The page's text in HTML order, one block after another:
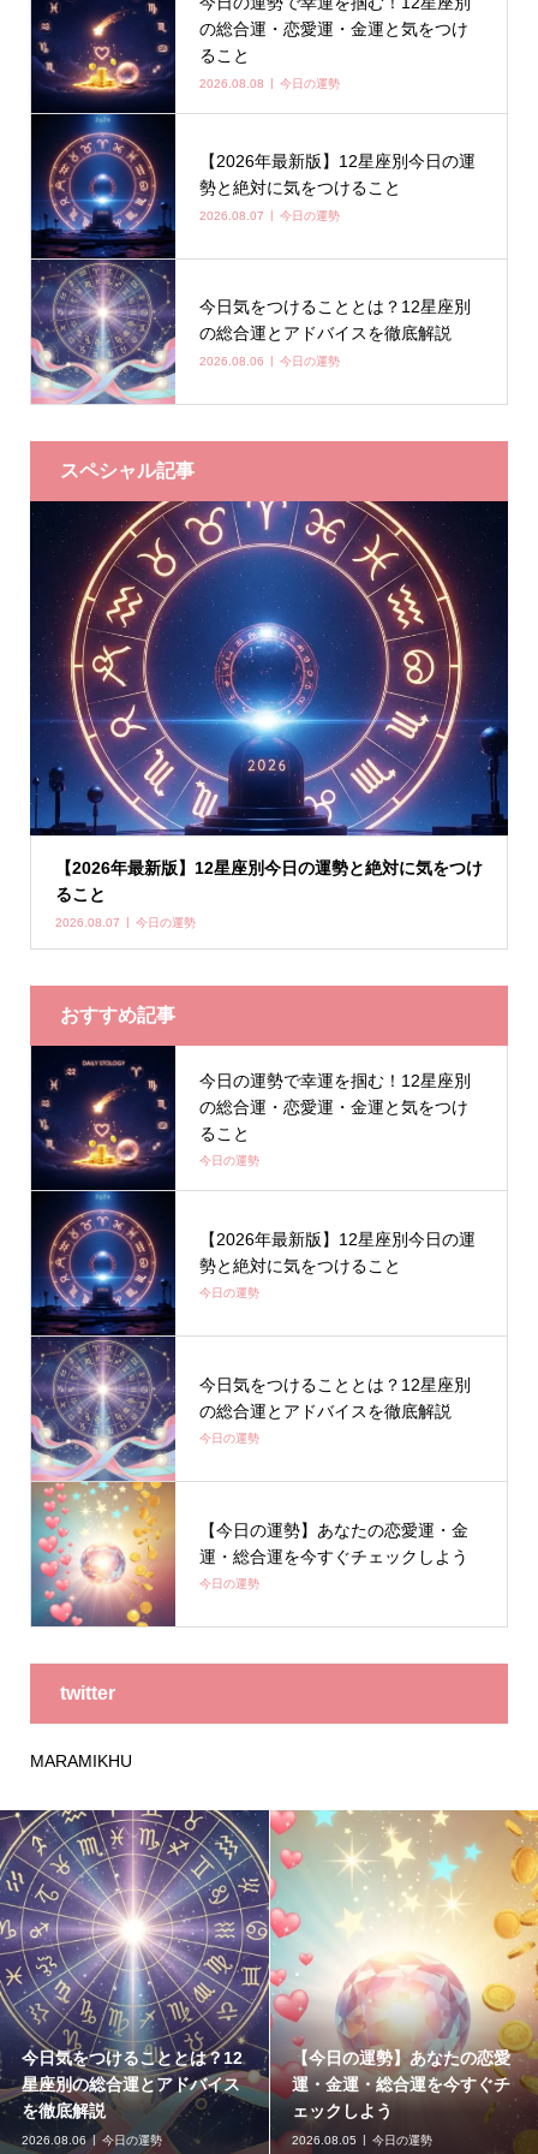
の総合運・恋愛運・金運と気をつけ
ること
2026.08.08 今日の運勢
【2026年最新版】12星座別今日の運
勢と絶対に気をつけること
2026.08.07 今日の運勢
今日気をつけることとは？12星座別
の総合運とアドバイスを徹底解説
2026.08.06 今日の運勢
スペシャル記事
【2026年最新版】12星座別今日の運勢と絶対に気をつけ
ること
2026.08.07 今日の運勢
おすすめ記事
今日の運勢で幸運を掴む！12星座別
の総合運・恋愛運・金運と気をつけ
ること
今日の運勢
【2026年最新版】12星座別今日の運
勢と絶対に気をつけること
今日の運勢
今日気をつけることとは？12星座別
の総合運とアドバイスを徹底解説
今日の運勢
【今日の運勢】あなたの恋愛運・金
運・総合運を今すぐチェックしよう
今日の運勢
twitter
MARAMIKHU
今日気をつけることとは？12
星座別の総合運とアドバイス
を徹底解説
2026.08.06 今日の運勢
【今日の運勢】あなたの恋愛
運・金運・総合運を今すぐチ
ェックしよう
2026.08.05 今日の運勢